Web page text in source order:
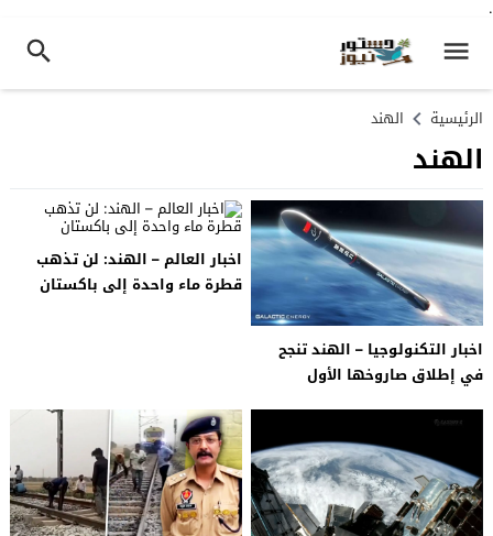
.
الرئيسية الهند
الهند
اخبار التكنولوجيا – الهند تنجح
في إطلاق صاروخها الأول
اخبار العالم – الهند: لن تذهب
قطرة ماء واحدة إلى باكستان